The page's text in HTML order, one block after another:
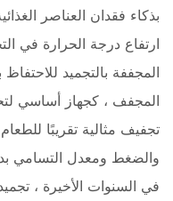
بذكاء فقدان العناصر
ارتفاع درجة الحرارة في
المجففة بالتجميد
المجفف ، كجهاز أساسي
تجفيف مثالية تقريبًا
والضغط ومعدل التسامي
في السنوات الأخيرة ،